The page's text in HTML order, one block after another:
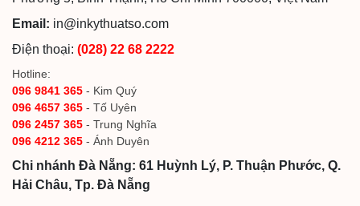
Email: in@inkythuatso.com
Điện thoại: (028) 22 68 2222
Hotline:
096 9841 365 - Kim Quý
096 4657 365 - Tố Uyên
096 2457 365 - Trung Nghĩa
096 4212 365 - Ánh Duyên
Chi nhánh Đà Nẵng: 61 Huỳnh Lý, P. Thuận Phước, Q.
Hải Châu, Tp. Đà Nẵng